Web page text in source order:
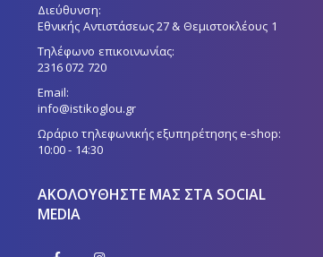
Διεύθυνση:
Εθνικής Αντιστάσεως 27 & Θεμιστοκλέους 1
Τηλέφωνο επικοινωνίας:
2316 072 720
Email:
info@istikoglou.gr
Ωράριο τηλεφωνικής εξυπηρέτησης e-shop:
10:00 - 14:30
ΑΚΟΛΟΥΘΉΣΤΕ ΜΑΣ ΣΤΑ SOCIAL
MEDIA